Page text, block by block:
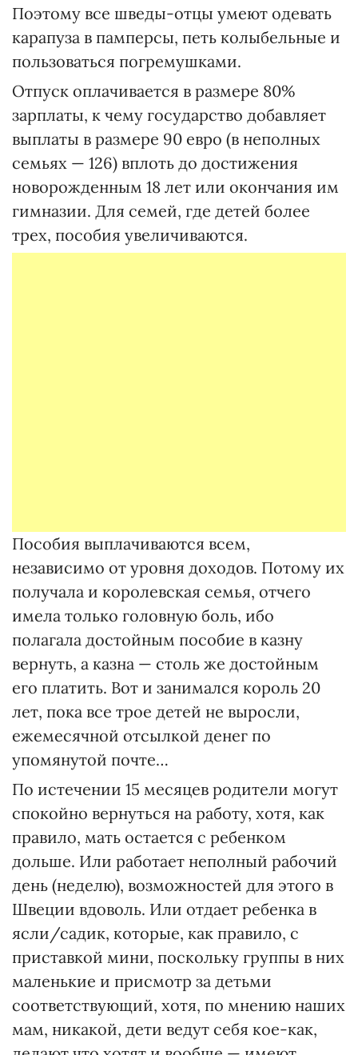
Поэтому все шведы-отцы умеют одевать
карапуза в памперсы, петь колыбельные и
пользоваться погремушками.
Отпуск оплачивается в размере 80%
зарплаты, к чему государство добавляет
выплаты в размере 90 евро (в неполных
семьях — 126) вплоть до достижения
новорожденным 18 лет или окончания им
гимназии. Для семей, где детей более
трех, пособия увеличиваются.
Пособия выплачиваются всем,
независимо от уровня доходов. Потому их
получала и королевская семья, отчего
имела только головную боль, ибо
полагала достойным пособие в казну
вернуть, а казна — столь же достойным
его платить. Вот и занимался король 20
лет, пока все трое детей не выросли,
ежемесячной отсылкой денег по
упомянутой почте…
По истечении 15 месяцев родители могут
спокойно вернуться на работу, хотя, как
правило, мать остается с ребенком
дольше. Или работает неполный рабочий
день (неделю), возможностей для этого в
Швеции вдоволь. Или отдает ребенка в
ясли/садик, которые, как правило, с
приставкой мини, поскольку группы в них
маленькие и присмотр за детьми
соответствующий, хотя, по мнению наших
мам, никакой, дети ведут себя кое-как,